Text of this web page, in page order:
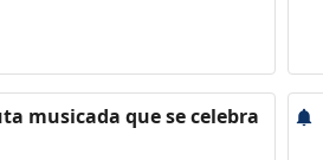
musicada que se celebra